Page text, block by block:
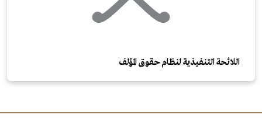
اللائحة التنفيذية لنظام حقوق المؤلف